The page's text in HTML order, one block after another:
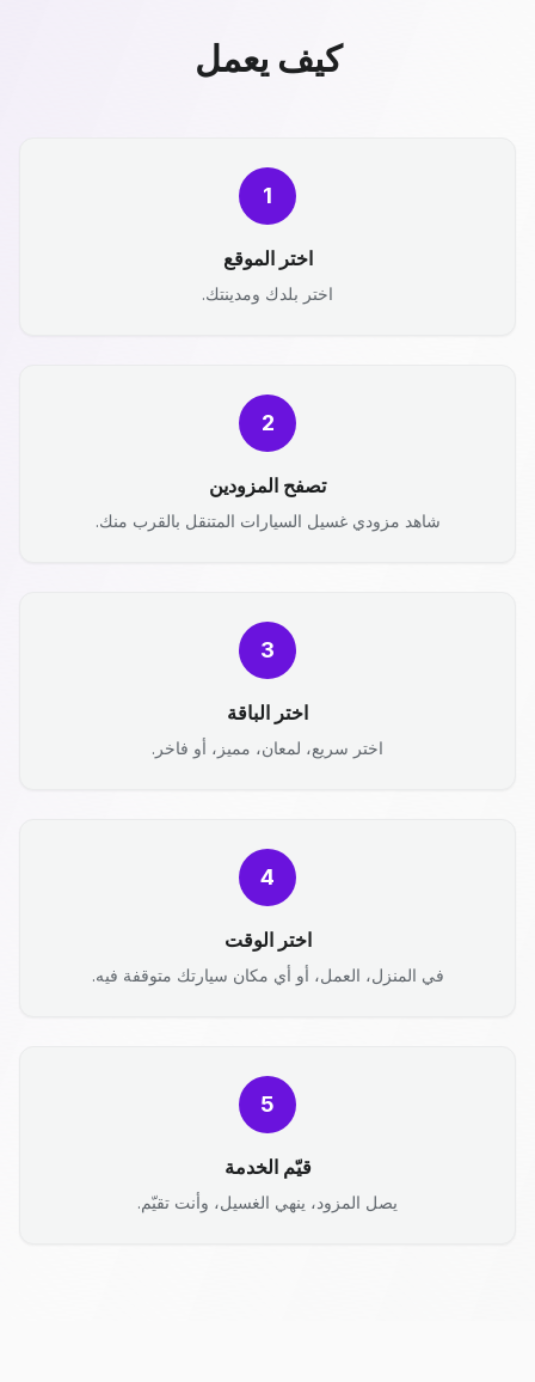
كيف يعمل
1
اختر الموقع
اختر بلدك ومدينتك.
2
تصفح المزودين
شاهد مزودي غسيل السيارات المتنقل بالقرب منك.
3
اختر الباقة
اختر سريع، لمعان، مميز، أو فاخر.
4
اختر الوقت
في المنزل، العمل، أو أي مكان سيارتك متوقفة فيه.
5
قيّم الخدمة
يصل المزود، ينهي الغسيل، وأنت تقيّم.